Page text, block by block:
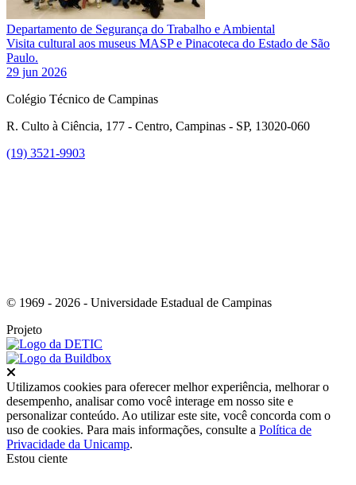
Departamento de Segurança do Trabalho e Ambiental
Visita cultural aos museus MASP e Pinacoteca do Estado de São
Paulo.
29 jun 2026
Colégio Técnico de Campinas
R. Culto à Ciência, 177 - Centro, Campinas - SP, 13020-060
(19) 3521-9903
© 1969 - 2026 - Universidade Estadual de Campinas
Projeto
Utilizamos cookies para oferecer melhor experiência, melhorar o
desempenho, analisar como você interage em nosso site e
personalizar conteúdo. Ao utilizar este site, você concorda com o
uso de cookies. Para mais informações, consulte a Política de
Privacidade da Unicamp.
Estou ciente